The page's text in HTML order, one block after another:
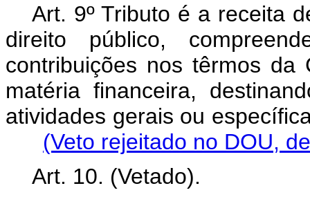
Art. 9º Tributo é a receita
direito público,
contribuições nos têrmos
matéria financeira,
atividades gerais ou
(Veto rejeitado no DOU,
Art. 10. (Vetado).